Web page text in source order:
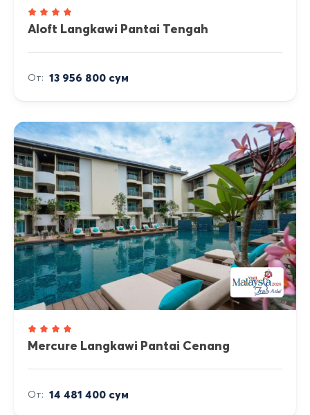
Aloft Langkawi Pantai Tengah
От: 13 956 800 сум
Mercure Langkawi Pantai Cenang
От: 14 481 400 сум